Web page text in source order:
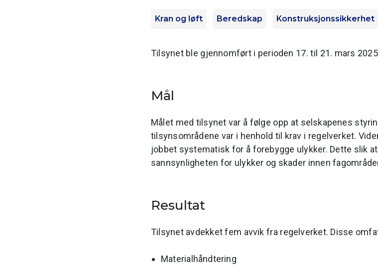
Kran og løft Beredskap Konstruksjonssikkerhet
Tilsynet ble gjennomført i perioden 17. til 21. mars
Mål
Målet med tilsynet var å følge opp at selskapenes
tilsynsområdene var i henhold til krav i regelverket.
jobbet systematisk for å forebygge ulykker. Dette slik
sannsynligheten for ulykker og skader innen
Resultat
Tilsynet avdekket fem avvik fra regelverket. Disse
Materialhåndtering